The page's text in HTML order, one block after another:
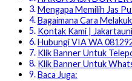
Mengapa Memilih Jas
Bagaimana Cara
Kontak Kami |
Hubungi VIA WA
Klik Banner Untuk
Klik Banner Untuk
Baca Juga: